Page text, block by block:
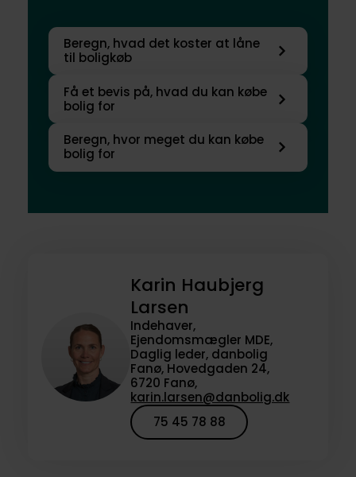
Beregn, hvad det koster at låne
til boligkøb
Få et bevis på, hvad du kan købe
bolig for
Beregn, hvor meget du kan købe
bolig for
Karin Haubjerg
Larsen
Indehaver,
Ejendomsmægler MDE,
Daglig leder, danbolig
Fanø, Hovedgaden 24,
6720 Fanø,
karin.larsen@danbolig.dk
75 45 78 88